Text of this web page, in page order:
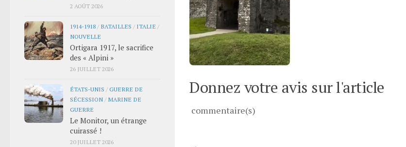
Donnez votre avis sur l'article
commentaire(s)
2 AOÛT 2026
1914-1918 / BATAILLES / ITALIE /
NOUVELLE
Ortigara 1917, le sacrifice
des « Alpini »
26 JUILLET 2026
ÉTATS-UNIS /GUERRE DE
SÉCESSION / MARINE DE
GUERRE
Le Monitor, un étrange
cuirassé !
20 JUILLET 2026